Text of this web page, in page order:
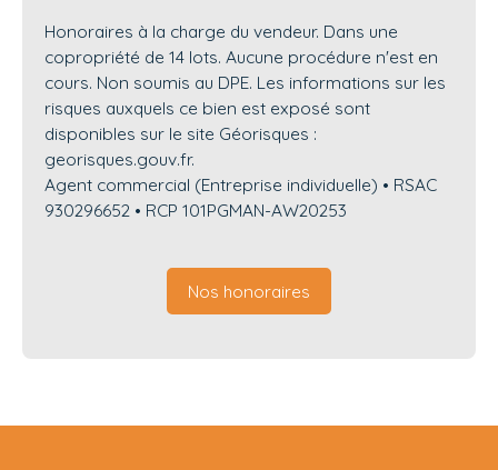
Honoraires à la charge du vendeur. Dans une
copropriété de 14 lots. Aucune procédure n'est en
cours. Non soumis au DPE. Les informations sur les
risques auxquels ce bien est exposé sont
disponibles sur le site Géorisques :
georisques.gouv.fr.
Agent commercial (Entreprise individuelle) • RSAC
930296652 • RCP 101PGMAN-AW20253
Nos honoraires